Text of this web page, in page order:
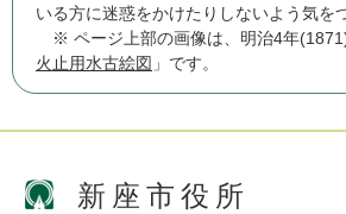
いる方に迷惑をかけたりしないよう気を
※ ページ上部の画像は、明治4年
火止用水古絵図 」です。
新座市役所